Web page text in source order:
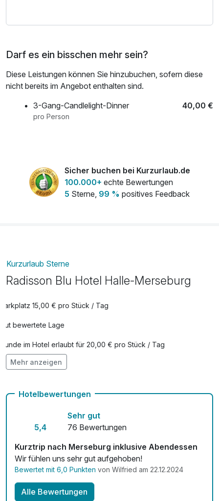
Darf es ein bisschen mehr sein?
Diese Leistungen können Sie hinzubuchen, sofern diese
nicht bereits im Angebot enthalten sind.
3-Gang-Candlelight-Dinner
40,00 €
pro Person
Sicher buchen bei Kurzurlaub.de
100.000+ echte Bewertungen
5 Sterne, 99 % positives Feedback
Kurzurlaub Sterne
Radisson Blu Hotel Halle-Merseburg
Parkplatz 15,00 € pro Stück / Tag
Gut bewertete Lage
Hunde im Hotel erlaubt für 20,00 € pro Stück / Tag
Check-out bis 12 Uhr
Kostenloses W-LAN
Zimmerservice verfügbar
Mit Hotelbar
Mehr anzeigen
Hotelbewertungen
5,4
Sehr gut
76 Bewertungen
Kurztrip nach Merseburg inklusive Abendessen
Wir fühlen uns sehr gut aufgehoben!
Bewertet mit 6,0 Punkten von Wilfried am 22.12.2024
Alle Bewertungen